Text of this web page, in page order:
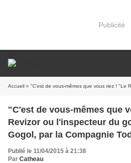
Publicité
Accueil » "C'est de vous-mêmes que vous riez ! "Le Revizor ou l'inspecteur du
"C'est de vous-mêmes que
Revizor ou l'inspecteur du
Gogol, par la Compagnie
Publié le 11/04/2015 à 21:38
Par Catheau